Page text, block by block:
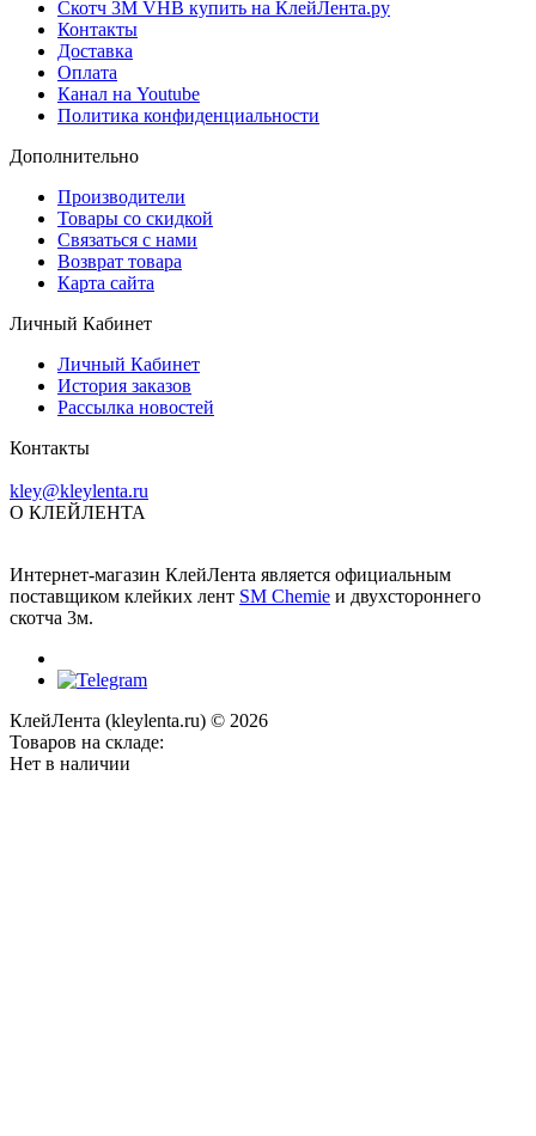
Скотч 3M VHB купить на КлейЛента.ру
Контакты
Доставка
Оплата
Канал на Youtube
Политика конфиденциальности
Дополнительно
Производители
Товары со скидкой
Связаться с нами
Возврат товара
Карта сайта
Личный Кабинет
Личный Кабинет
История заказов
Рассылка новостей
Контакты
kley@kleylenta.ru
О КЛЕЙЛЕНТА
Интернет-магазин КлейЛента является официальным
поставщиком клейких лент SM Chemie и двухстороннего
скотча 3м.
КлейЛента (kleylenta.ru) © 2026
Товаров на складе:
Нет в наличии